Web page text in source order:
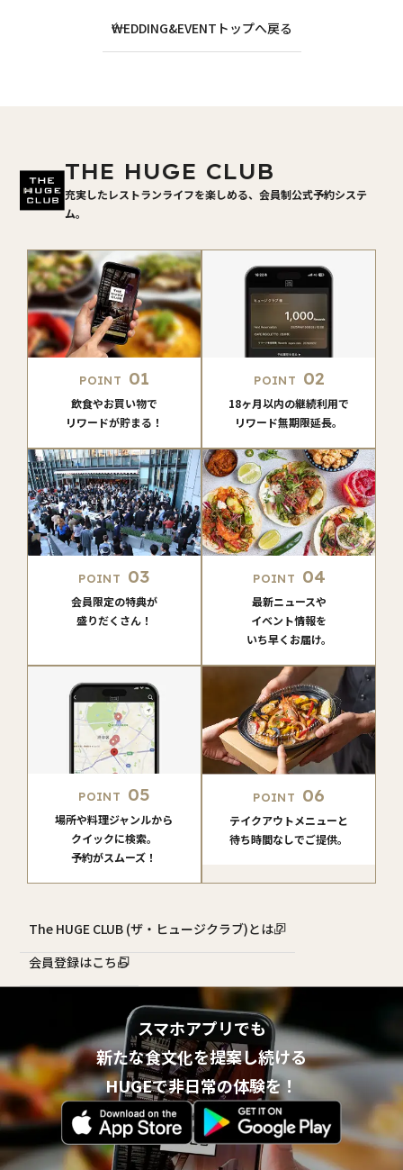
WEDDING&EVENTトップへ戻る
THE HUGE CLUB
充実したレストランライフを楽しめる、会員制公式予約システ
ム。
POINT 01
飲食やお買い物で
リワードが貯まる！
POINT 02
18ヶ月以内の継続利用で
リワード無期限延長。
POINT 03
会員限定の特典が
盛りだくさん！
POINT 04
最新ニュースや
イベント情報を
いち早くお届け。
POINT 05
場所や料理ジャンルから
クイックに検索。
予約がスムーズ！
POINT 06
テイクアウトメニューと
待ち時間なしでご提供。
The HUGE CLUB (ザ・ヒュージクラブ)とは？
会員登録はこちら
スマホアプリでも
新たな食文化を提案し続ける
HUGEで非日常の体験を！